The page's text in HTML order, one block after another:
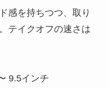
感を持ちつつ、取り
テイクオフの速さは
9.5インチ